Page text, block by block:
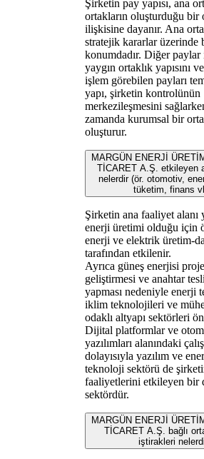
Şirketin pay yapısı, ana
ortakların oluşturduğu bir
ilişkisine dayanır. Ana
stratejik kararlar üzerinde
konumdadır. Diğer paylar
yaygın ortaklık yapısını
işlem görebilen payları
yapı, şirketin kontrolünün
merkezileşmesini
zamanda kurumsal bir
oluşturur.
MARGÜN ENERJİ
TİCARET A.Ş. etkileyen
nelerdir (ör. otomotiv,
tüketim, finans
Şirketin ana faaliyet alanı
enerji üretimi olduğu için
enerji ve elektrik üretim-
tarafından etkilenir.
Ayrıca güneş enerjisi
geliştirmesi ve anahtar
yapması nedeniyle enerji
iklim teknolojileri ve
odaklı altyapı sektörleri
Dijital platformlar ve
yazılımları alanındaki
dolayısıyla yazılım ve
teknoloji sektörü de
faaliyetlerini etkileyen bir
sektördür.
MARGÜN ENERJİ
TİCARET A.Ş. bağlı
iştirakleri